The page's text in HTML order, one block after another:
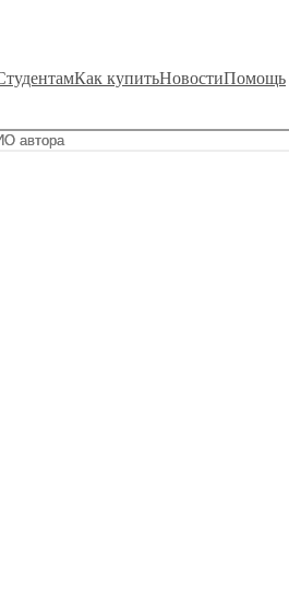
Как купитьНовостиПомощь